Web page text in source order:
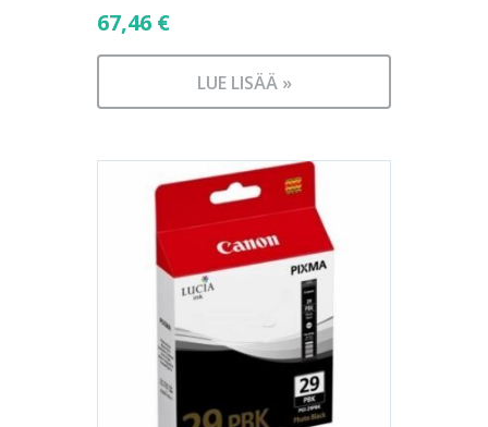
67,46 €
LUE LISÄÄ »